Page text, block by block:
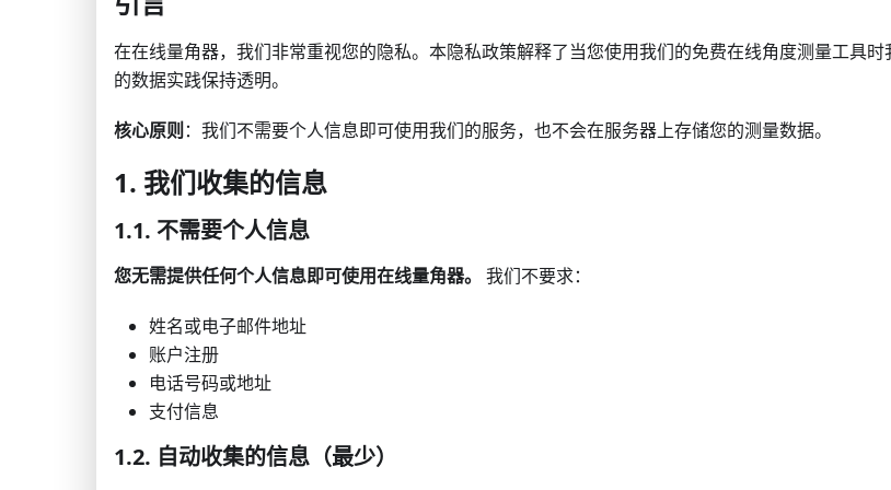
在在线量角器，我们非常重视您的隐私。本隐私政策解释了当您使用我们的免费在线角度测量工具
的数据实践保持透明。
核心原则 ：我们不需要个人信息即可使用我们的服务，也不会在服务器上存储您的测量数据。
1. 我们收集的信息
1.1. 不需要个人信息
您无需提供任何个人信息即可使用在线量角器。 我们不要求：
姓名或电子邮件地址
账户注册
电话号码或地址
支付信息
1.2. 自动收集的信息（最少）